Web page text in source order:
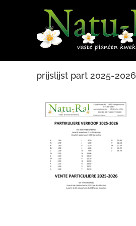
prijslijst part 2025-2026